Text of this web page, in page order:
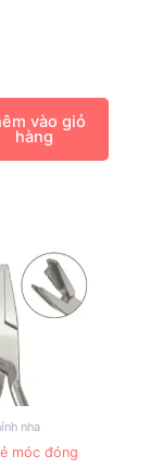
vào giỏ
hàng
nha
móc đóng